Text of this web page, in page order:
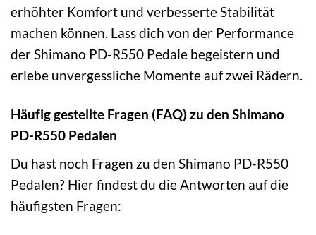
erhöhter Komfort und verbesserte Stabilität
machen können. Lass dich von der Performance
der Shimano PD-R550 Pedale begeistern und
erlebe unvergessliche Momente auf zwei Rädern.
Häufig gestellte Fragen (FAQ) zu den Shimano
PD-R550 Pedalen
Du hast noch Fragen zu den Shimano PD-R550
Pedalen? Hier findest du die Antworten auf die
häufigsten Fragen: